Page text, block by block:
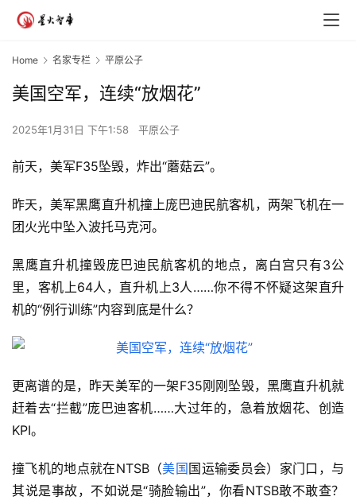
Home 名家专栏 平原公子
美国空军，连续“放烟花”
2025年1月31日 下午1:58 平原公子
前天，美军F35坠毁，炸出“蘑菇云”。
昨天，美军黑鹰直升机撞上庞巴迪民航客机，两架飞机在一
团火光中坠入波托马克河。
黑鹰直升机撞毁庞巴迪民航客机的地点，离白宫只有3公
里，客机上64人，直升机上3人……你不得不怀疑这架直升
机的“例行训练”内容到底是什么？
更离谱的是，昨天美军的一架F35刚刚坠毁，黑鹰直升机就
赶着去“拦截”庞巴迪客机……大过年的，急着放烟花、创造
KPI。
撞飞机的地点就在NTSB（美国 国运输委员会）家门口，与
其说是事故，不如说是“骑脸输出”，你看NTSB敢不敢查？